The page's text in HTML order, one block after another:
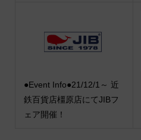
●Event Info●21/12/1～ 近
鉄百貨店橿原店にてJIBフ
ェア開催！